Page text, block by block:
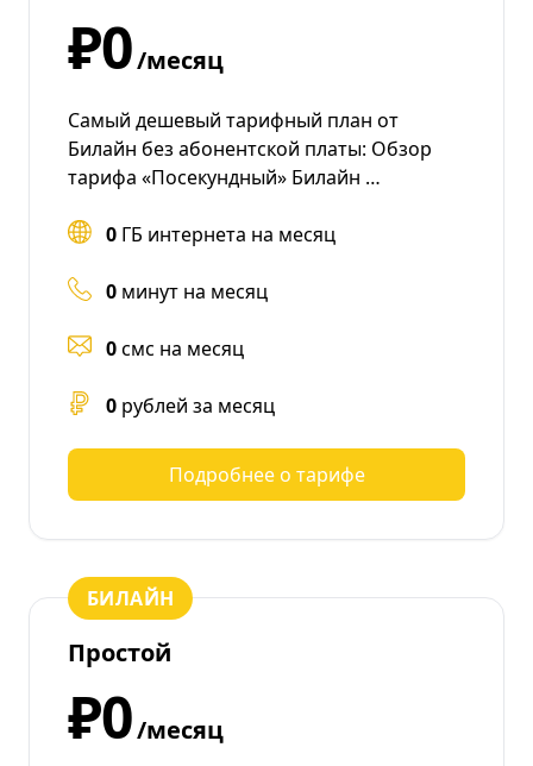
₽0/месяц
Самый дешевый тарифный план от
Билайн без абонентской платы: Обзор
тарифа «Посекундный» Билайн …
0 ГБ интернета на месяц
0 минут на месяц
0смс на месяц
0 рублей за месяц
Подробнее о тарифе
БИЛАЙН
Простой
₽0/месяц